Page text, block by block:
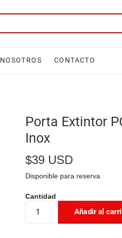
NOSOTROS CONTACTO
Porta Extintor
Inox
$39 USD
Disponible para reserva
Añadir al